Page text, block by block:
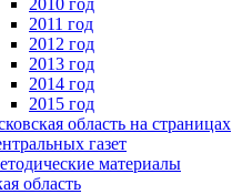
2011 год
2012 год
2013 год
2014 год
2015 год
область на страницах
газет
материалы
область